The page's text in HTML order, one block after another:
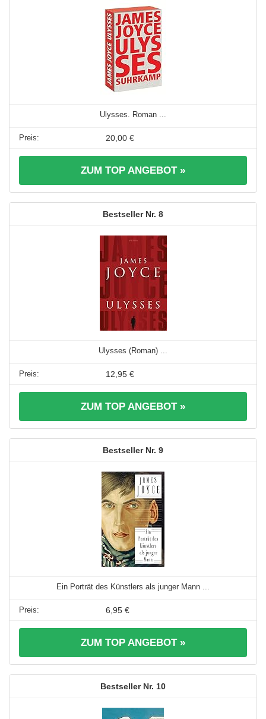
Ulysses. Roman ...
20,00 €
ZUM TOP ANGEBOT »
8
Ulysses (Roman) ...
12,95 €
ZUM TOP ANGEBOT »
9
Ein Porträt des Künstlers als junger Mann ...
6,95 €
ZUM TOP ANGEBOT »
10